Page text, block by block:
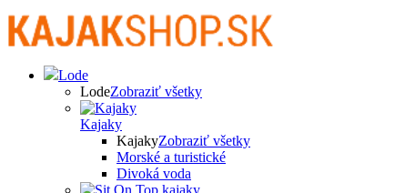
Lode
LodeZobraziť všetky
Kajaky
KajakyZobraziť všetky
Morské a turistické
Divoká voda